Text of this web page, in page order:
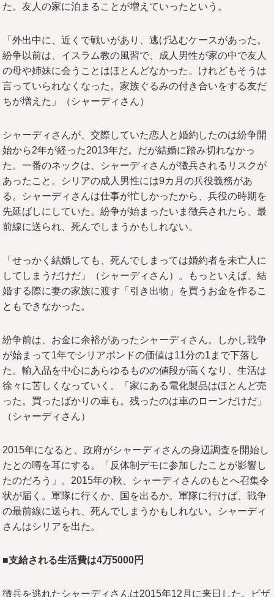
た。友人の家に泊まることが増えていったという。
「外出中に、近くで戦いがあり、逃げ込むケースがあった。
紛争以前は、イスラム教の風習で、成人男性が家の中で友人
の母や姉妹に会うことはほとんどなかった。けれどもそうは
言っていられなくなった。家族ぐるみの付き合いをする友だ
ちが増えた」（シャーディさん）
シャーディさんが、交際していた恋人と婚約したのは紛争開
始から2年が経った2013年だ。だが結婚に踏み切れなかっ
た。一番のネックは、シャーディさんが徴兵されるリスクが
あったこと。シリアの成人男性には9カ月の兵役義務があ
る。シャーディさんは仕事が忙しかったから、兵役の時期を
先延ばしにしていた。紛争が始まったいま徴兵されたら、最
前線に送られ、死んでしまうかもしれない。
「せっかく結婚しても、死んでしまっては婚約者を未亡人に
してしまうだけだ」（シャーディさん）。もっといえば、結
婚する際に妻の家族に渡す「引き出物」を買うお金を作るこ
ともできなかった。
紛争前は、お金に余裕があったシャーディさん。しかし戦争
が始まって1年でシリアポンドの価値は11分の1まで下落し
た。輸入品を中心にあらゆるものの値段が高くなり、生活は
徐々に苦しくなっていく。「家にある電化製品はほとんど売
った。買ったばかりの車も。残ったのは車のローンだけだ」
（シャーディさん）
2015年になると、政府がシャーディさんの身辺調査を開始し
たとの噂を耳にする。「反体制デモに参加したことが影響し
たのだろう」。2015年の秋、シャーディさんのもとへ召集令
状が届く。軍隊に行くか、国を出るか。軍隊に行けば、戦争
の最前線に送られ、死んでしまうかもしれない。シャーディ
さんはシリアを出た。
■支給される生活費は4万5000円
徴兵を逃れたシャーディさんは2015年12月に来日した。ビザ